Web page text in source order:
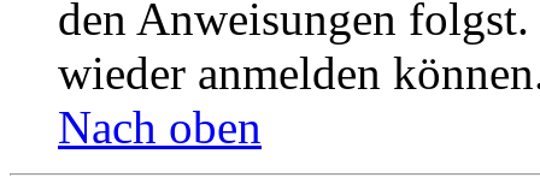
den Anweisungen
wieder anmelden
Nach oben